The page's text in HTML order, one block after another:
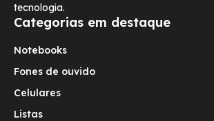
tecnologia.
Categorias em destaque
Notebooks
Fones de ouvido
Celulares
Listas